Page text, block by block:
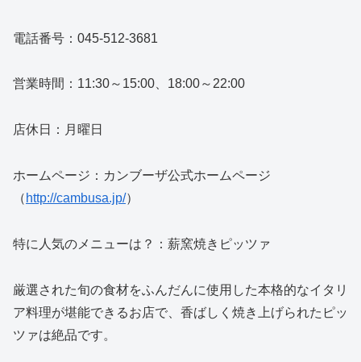
電話番号：045-512-3681
営業時間：11:30～15:00、18:00～22:00
店休日：月曜日
ホームページ：カンブーザ公式ホームページ
（ http://cambusa.jp/）
特に人気のメニューは？：薪窯焼きピッツァ
厳選された旬の食材をふんだんに使用した本格的なイタリ
ア料理が堪能できるお店で、香ばしく焼き上げられたピッ
ツァは絶品です。